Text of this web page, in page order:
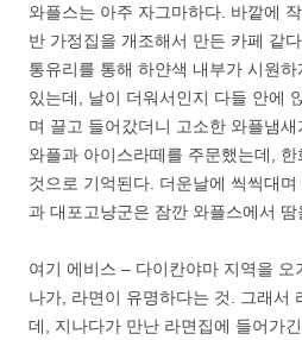
와플스는 아주 자그마하다. 바깥에
반 가정집을 개조해서 만든 카페 같
통유리를 통해 하얀색 내부가 시원
있는데, 날이 더워서인지 다들 안에
며 끌고 들어갔더니 고소한 와플냄
와플과 아이스라떼를 주문했는데,
것으로 기억된다. 더운날에 씩씩대
과 대포고냥군은 잠깐 와플스에서 땀
여기 에비스 – 다이칸야마 지역을
나가, 라면이 유명하다는 것. 그래서
데, 지나다가 만난 라면집에 들어가